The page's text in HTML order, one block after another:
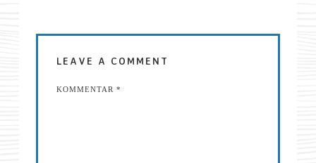
LEAVE A COMMENT
KOMMENTAR *